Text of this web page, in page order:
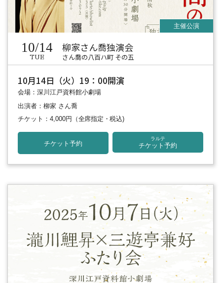
10/14
TUE
柳家さん喬独演会
さん喬の八百ハ町 その五
10月14日（火）19：00開演
会場：深川江戸資料館小劇場
出演者：柳家 さん喬
チケット：4,000円
（全席指定・税込)
チケット予約
ラルテ
チケット予約